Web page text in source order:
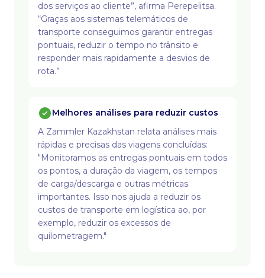
dos serviços ao cliente”, afirma Perepelitsa.
“Graças aos sistemas telemáticos de
transporte conseguimos garantir entregas
pontuais, reduzir o tempo no trânsito e
responder mais rapidamente a desvios de
rota.”
Melhores análises para reduzir custos
A Zammler Kazakhstan relata análises mais
rápidas e precisas das viagens concluídas:
"Monitoramos as entregas pontuais em todos
os pontos, a duração da viagem, os tempos
de carga/descarga e outras métricas
importantes. Isso nos ajuda a reduzir os
custos de transporte em logística ao, por
exemplo, reduzir os excessos de
quilometragem."